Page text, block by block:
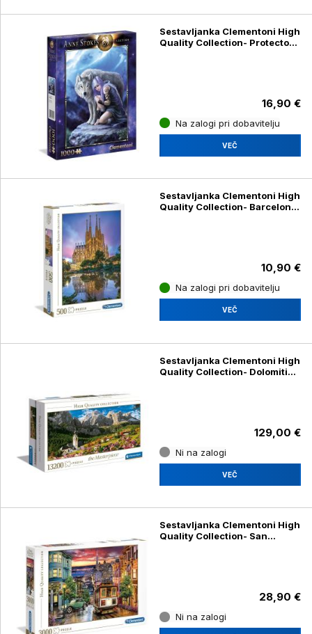
Sestavljanka Clementoni High
Quality Collection- Protector
16,90 €
Na zalogi pri dobavitelju
VEČ
Sestavljanka Clementoni High
Quality Collection- Barcelona
10,90 €
Na zalogi pri dobavitelju
VEČ
Sestavljanka Clementoni High
Quality Collection- Dolomiti
129,00 €
Ni na zalogi
VEČ
Sestavljanka Clementoni High
Quality Collection- San
28,90 €
Ni na zalogi